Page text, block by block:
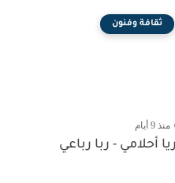
ثقافة وفنون
منذ 9 أيام
أحلامي - ربا رباعي